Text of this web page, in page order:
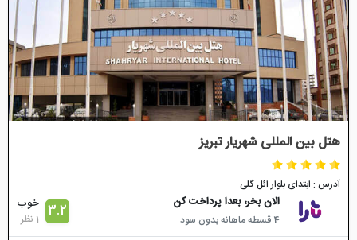
هتل بین المللی شهریار تبریز
آدرس : ابتدای بلوار ائل گلی
الان بخر، بعدا پرداخت کن
4 قسطه ماهانه بدون سود 3.2 خوب
1 نظر